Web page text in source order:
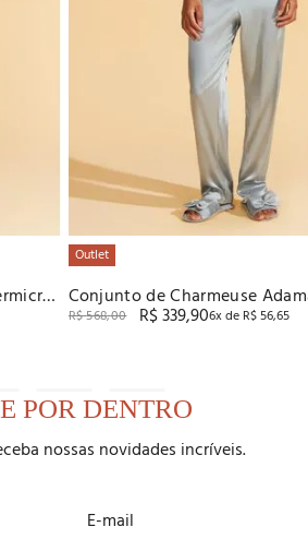
Outlet
Conjunto de Charmeuse
Recco
R$568,00 R$339,906x de R$56,65
POR DENTRO
nossas novidades incríveis.